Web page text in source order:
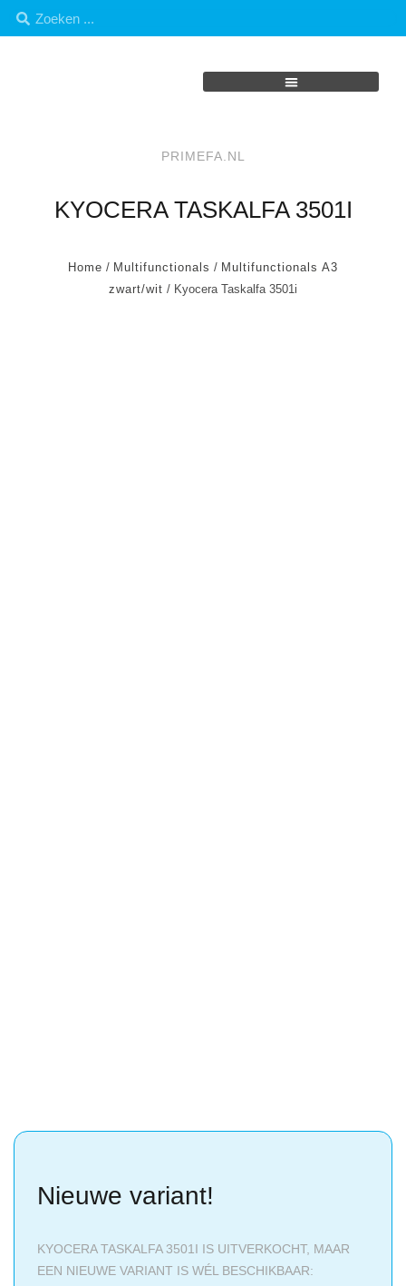
PRIMEFA.NL
KYOCERA TASKALFA 3501I
Home / Multifunctionals / Multifunctionals A3
zwart/wit / Kyocera Taskalfa 3501i
Nieuwe variant!
KYOCERA TASKALFA 3501I IS UITVERKOCHT, MAAR
EEN NIEUWE VARIANT IS WÉL BESCHIKBAAR: